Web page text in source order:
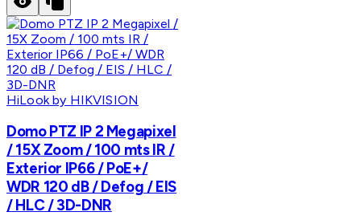
HiLook by HIKVISION
Domo PTZ IP 2 Megapixel
/ 15X Zoom / 100 mts IR /
Exterior IP66 / PoE+/
WDR 120 dB / Defog / EIS
/ HLC / 3D-DNR